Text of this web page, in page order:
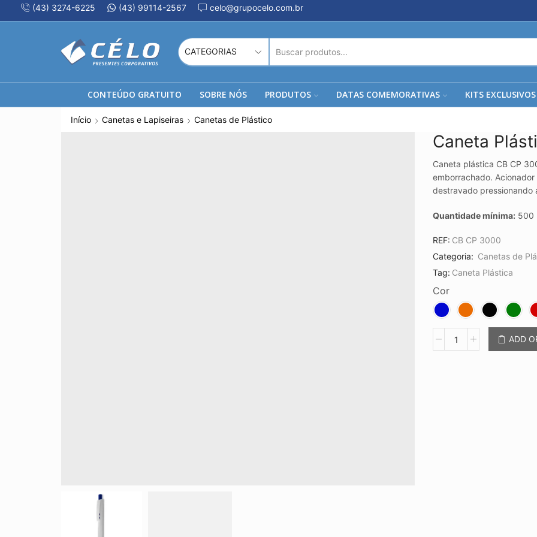
(43) 3274-6225 (43) 99114-2567 celo@grupocelo.com.br
DE
PESQUISA
CONTEÚDO GRATUITO SOBRE NÓS PRODUTOS DATAS COMEMORATIVAS KITS EXCLUSIVOS
Início Canetas e Lapiseiras Canetas de Plástico
Caneta
Caneta plástica CB CP
emborrachado.
destravado pressionando
Quantidade mínima: 500
REF: CB CP 3000
Categoria: Canetas de
Tag: Caneta Plástica
Cor
Plástica
ADD